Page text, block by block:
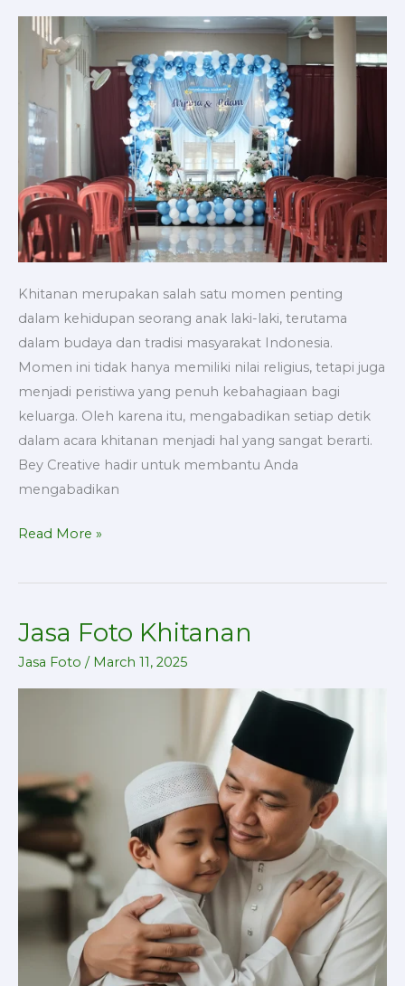
Khitanan merupakan salah satu momen penting
dalam kehidupan seorang anak laki-laki, terutama
dalam budaya dan tradisi masyarakat Indonesia.
Momen ini tidak hanya memiliki nilai religius, tetapi juga
menjadi peristiwa yang penuh kebahagiaan bagi
keluarga. Oleh karena itu, mengabadikan setiap detik
dalam acara khitanan menjadi hal yang sangat berarti.
Bey Creative hadir untuk membantu Anda
mengabadikan
Murah
Dokumentasi
Khitan
Read More »
Jasa Foto Khitanan
Jasa Foto / March 11, 2025
Jasa